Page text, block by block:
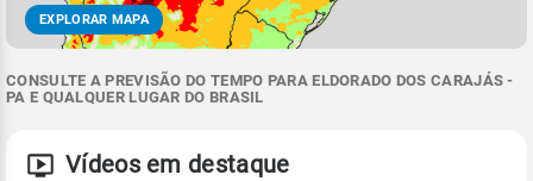
EXPLORAR MAPA
CONSULTE A PREVISÃO DO TEMPO PARA ELDORADO DOS CARAJÁS -
PA E QUALQUER LUGAR DO BRASIL
Vídeos em destaque